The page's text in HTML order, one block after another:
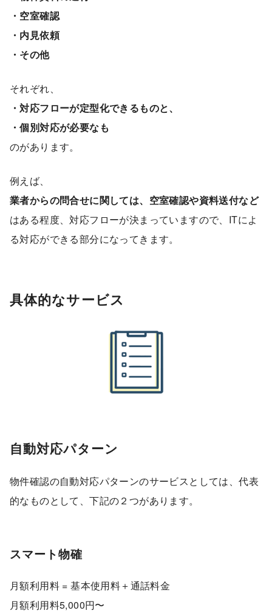
・空室確認
・内見依頼
・その他
それぞれ、
・対応フローが定型化できるものと、
・個別対応が必要なも
のがあります。
例えば、
業者からの問合せに関しては、空室確認や資料送付など
はある程度、対応フローが決まっていますので、ITによ
る対応ができる部分になってきます。
具体的なサービス
自動対応パターン
物件確認の自動対応パターンのサービスとしては、代表
的なものとして、下記の２つがあります。
スマート物確
月額利用料 = 基本使用料＋通話料金
月額利用料5,000円〜